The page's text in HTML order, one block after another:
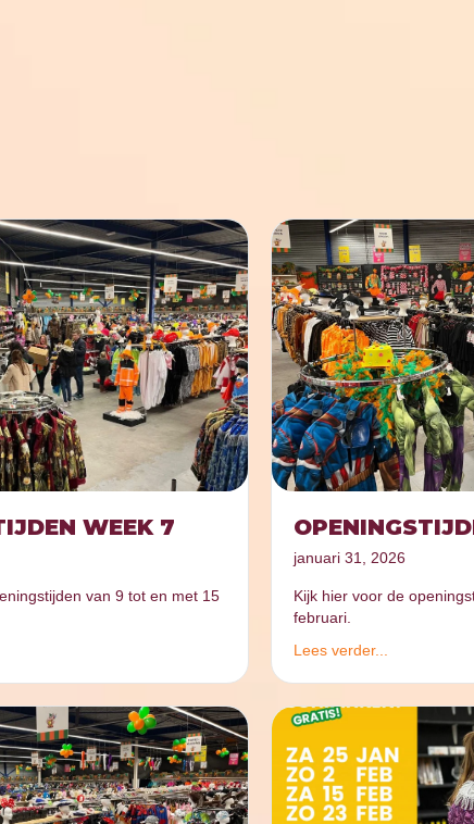
WEEK 7
van 9 tot en met 15
januari 31, 2026
Kijk hier voor de
februari.
Lees verder...